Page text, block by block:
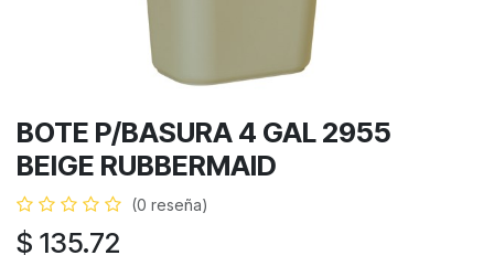
BOTE P/BASURA 4 GAL 2955
BEIGE RUBBERMAID
(0 reseña)
$ 135.72